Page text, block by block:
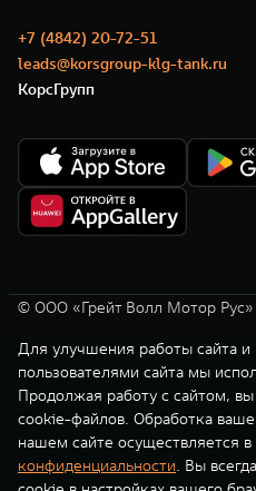
+7 (4842) 20-72-51
leads@korsgroup-klg-tank.ru
КорсГрупп
© ООО «Грейт Волл Мотор Рус»
Для улучшения работы сайта и
пользователями сайта мы
Продолжая работу с сайтом,
cookie-файлов. Обработка
нашем сайте осуществляется в
конфиденциальности. Вы